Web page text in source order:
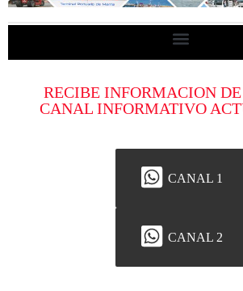
RECIBE INFORMACION
CANAL INFORMATIVO
CANAL 1
CANAL 2